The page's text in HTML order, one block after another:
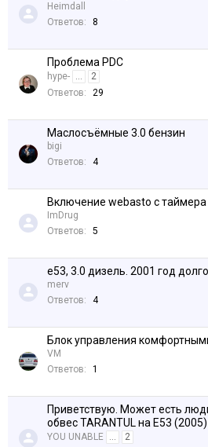
Heimdall
Ответов:
8
Проблема PDC
hype- ...
2
Ответов:
29
Маслосъёмные 3.0 бензин
bigi
Ответов:
4
Включение webasto с таймера
ImDrug
Ответов:
5
e53, 3.0 дизель. 2001 год
merv
Ответов:
4
Блок управления
VM
Ответов:
1
Приветствую. Может есть
обвес TARANTUL на E53 (2005)
YOU UNABLE ...
2